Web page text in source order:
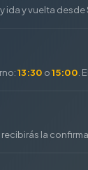
y vuelta desde
13:30 o15:00 .
recibirás la